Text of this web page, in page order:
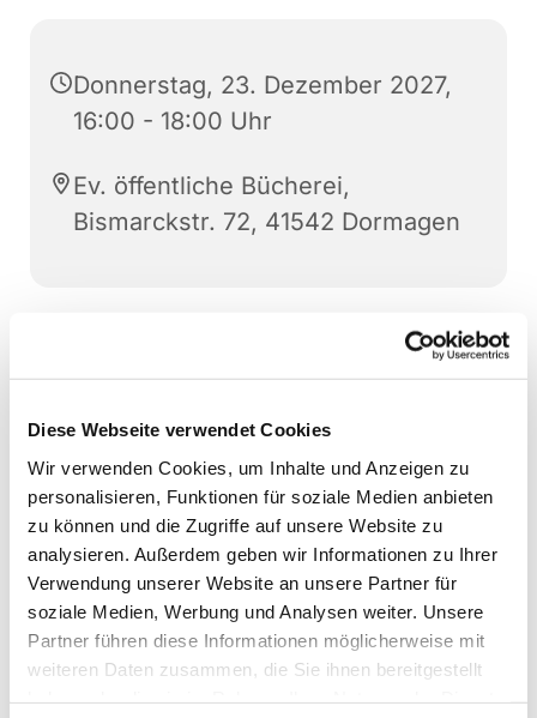
Diese Webseite verwendet Cookies
Wir verwenden Cookies, um Inhalte und Anzeigen zu
personalisieren, Funktionen für soziale Medien anbieten
zu können und die Zugriffe auf unsere Website zu
analysieren. Außerdem geben wir Informationen zu Ihrer
Verwendung unserer Website an unsere Partner für
soziale Medien, Werbung und Analysen weiter. Unsere
Partner führen diese Informationen möglicherweise mit
weiteren Daten zusammen, die Sie ihnen bereitgestellt
Donnerstag, 23. Dezember 2027,
16:00 - 18:00 Uhr
Ev. öffentliche Bücherei,
Bismarckstr. 72, 41542 Dormagen